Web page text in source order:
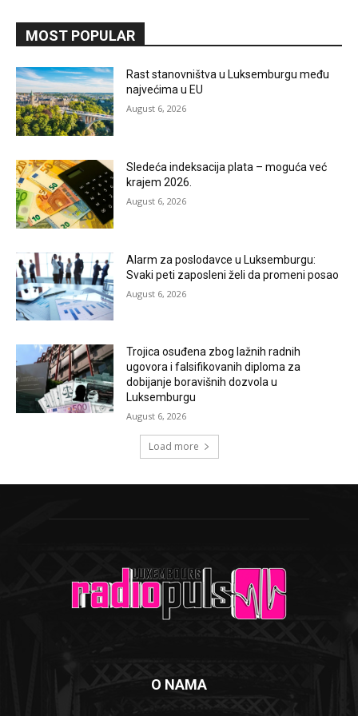
MOST POPULAR
Rast stanovništva u Luksemburgu među
najvećima u EU
August 6, 2026
Sledeća indeksacija plata – moguća već
krajem 2026.
August 6, 2026
Alarm za poslodavce u Luksemburgu:
Svaki peti zaposleni želi da promeni posao
August 6, 2026
Trojica osuđena zbog lažnih radnih
ugovora i falsifikovanih diploma za
dobijanje boravišnih dozvola u
Luksemburgu
August 6, 2026
Load more
O NAMA